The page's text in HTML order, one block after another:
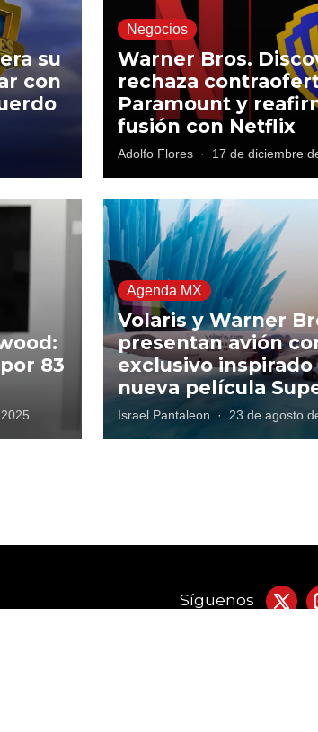
su
con
Negocios
Warner Bros.
rechaza
Paramount y
fusión con Netflix
Adolfo Flores · 17 de diciembre
83
Agenda MX
Volaris y Warner
presentan avión
exclusivo inspirado
nueva película
Israel Pantaleon · 23 de agosto
Síguenos